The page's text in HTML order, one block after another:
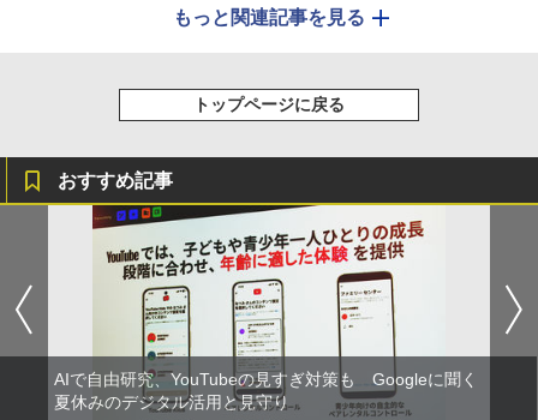
もっと関連記事を見る
トップページに戻る
おすすめ記事
AIで自由研究、YouTubeの見すぎ対策も Googleに聞く
夏休みのデジタル活用と見守り